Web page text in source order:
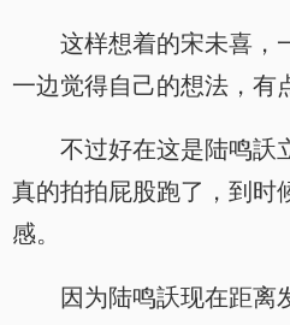
这样想着的宋未喜，
一边觉得自己的想法，有
不过好在这是陆鸣訞
真的拍拍屁股跑了，到时
感。
因为陆鸣訞现在距离